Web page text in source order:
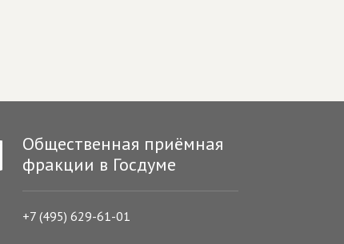
Общественная приёмная
фракции в Госдуме
+7 (495) 629-61-01